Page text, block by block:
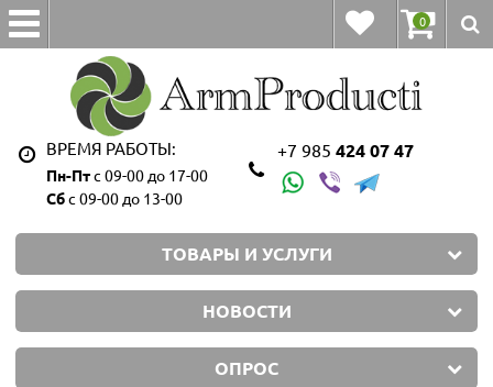
0
ВРЕМЯ РАБОТЫ:
Пн-Птс 09-00 до 17-00
Сбс 09-00 до 13-00
+7 985 424 07 47
ТОВАРЫ И УСЛУГИ
НОВОСТИ
ОПРОС